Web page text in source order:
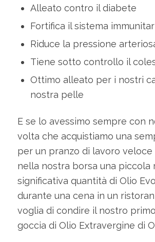
Alleato contro il diabete
Fortifica il sistema
Riduce la pressione
Tiene sotto controllo il
Ottimo alleato per i nostri
nostra pelle
E se lo avessimo sempre con
volta che acquistiamo una
per un pranzo di lavoro veloce
nella nostra borsa una piccola
significativa quantità di Olio
durante una cena in un
voglia di condire il nostro
goccia di Olio Extravergine di